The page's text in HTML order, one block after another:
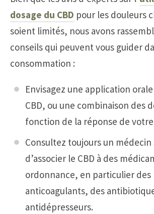
dosage du CBD pour les douleurs
soient limités, nous avons
conseils qui peuvent vous guider
consommation :
Envisagez une application
CBD, ou une combinaison des
fonction de la réponse de
Consultez toujours un médecin
d’associer le CBD à des
ordonnance, en particulier des
anticoagulants, des
antidépresseurs.